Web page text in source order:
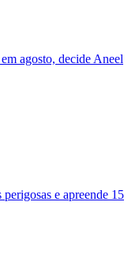
agosto, decide Aneel
e apreende 15